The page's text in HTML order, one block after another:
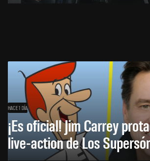
HACE 1 DÍA
¡Es oficial! Jim Carrey
live-action de Los